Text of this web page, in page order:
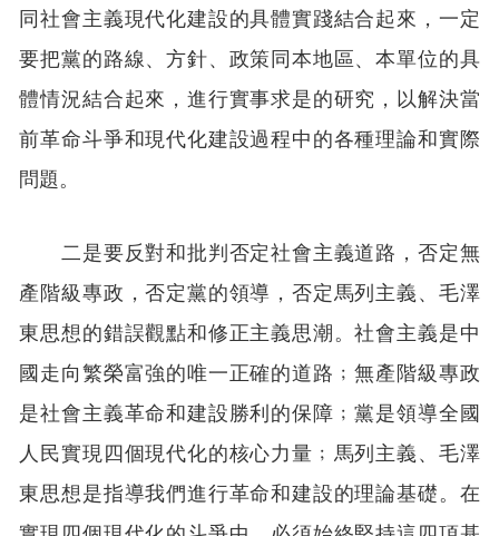
同社會主義現代化建設的具體實踐結合起來，一定
要把黨的路線、方針、政策同本地區、本單位的具
體情況結合起來，進行實事求是的研究，以解決當
前革命斗爭和現代化建設過程中的各種理論和實際
問題。
二是要反對和批判否定社會主義道路，否定無
產階級專政，否定黨的領導，否定馬列主義、毛澤
東思想的錯誤觀點和修正主義思潮。社會主義是中
國走向繁榮富強的唯一正確的道路﹔無產階級專政
是社會主義革命和建設勝利的保障﹔黨是領導全國
人民實現四個現代化的核心力量﹔馬列主義、毛澤
東思想是指導我們進行革命和建設的理論基礎。在